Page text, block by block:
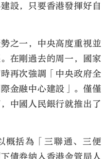
設，只要香港發揮好自
之一，中央高度重視並
在剛過去的周一，國家
再次強調「中央政府全
金融中心建設」。僅僅
中國人民銀行就推出了
概括為「三聯通、三便
債券納入香港金管局人